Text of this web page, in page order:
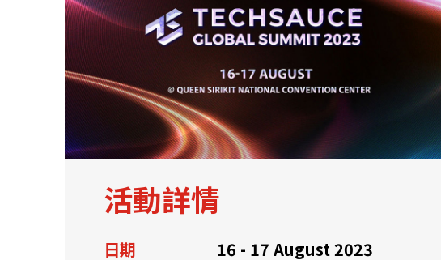
關於我們
聯繫我們
活動詳情
日期
16 - 17 August 2023